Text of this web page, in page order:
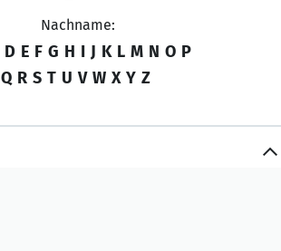
Nachname:
D E F G H I J K L M N O P
Q R S T U V W X Y Z